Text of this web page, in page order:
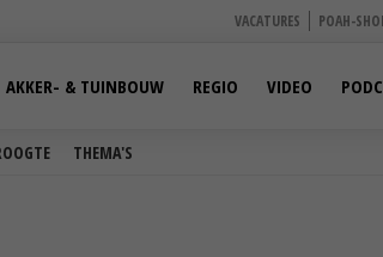
VACATURES POAH-
THEMA'S
AKKER- & TUINBOUW REGIO VIDEO